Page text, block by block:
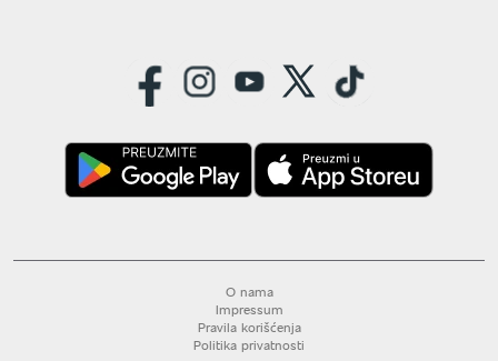
O nama
Impressum
Pravila korišćenja
Politika privatnosti